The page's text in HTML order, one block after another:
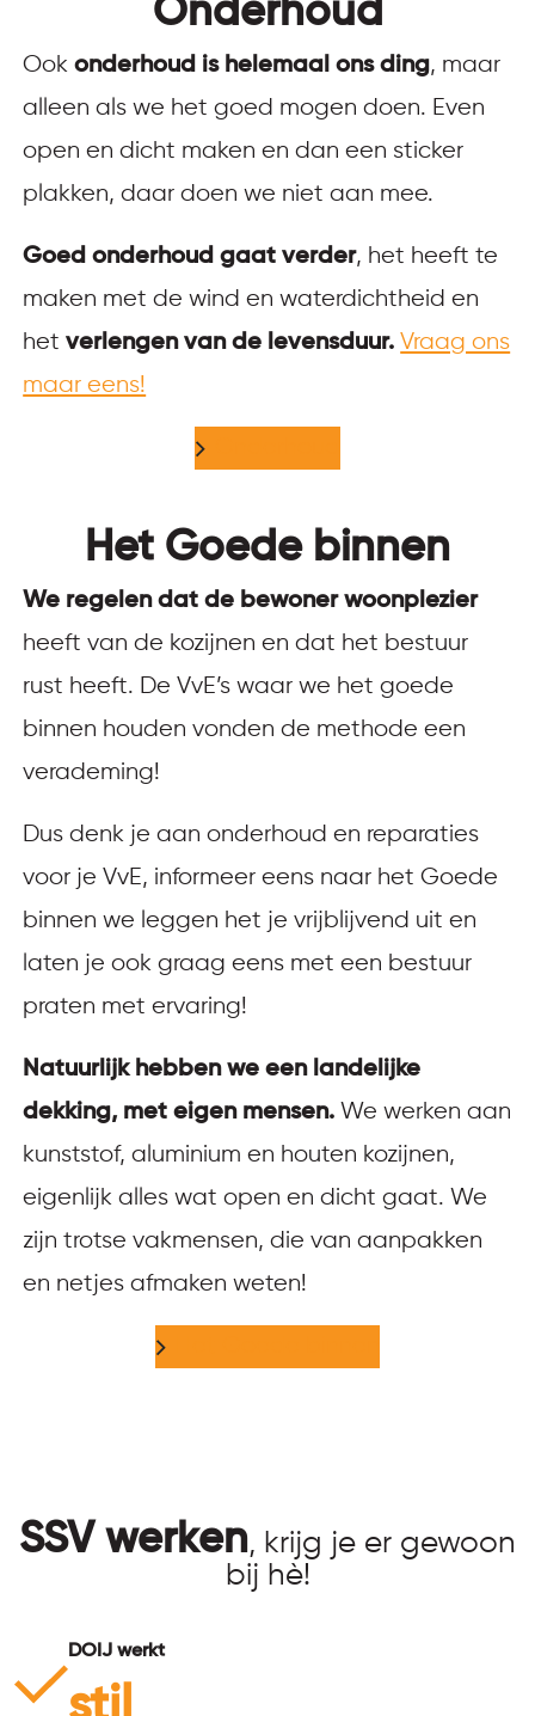
Onderhoud
Ookonderhoud is helemaal ons ding, maar
alleen als we het goed mogen doen. Even
open en dicht maken en dan een sticker
plakken, daar doen we niet aan mee.
Goed onderhoud gaat verder, het heeft te
maken met de wind en waterdichtheid en
hetverlengen van de levensduur.Vraag ons
maar eens!
Het Goede binnen
We regelen dat de bewoner woonplezier
heeft van de kozijnen en dat het bestuur
rust heeft. De VvE’s waar we het goede
binnen houden vonden de methode een
verademing!
Dus denk je aan onderhoud en reparaties
voor je VvE, informeer eens naar het Goede
binnen we leggen het je vrijblijvend uit en
laten je ook graag eens met een bestuur
praten met ervaring!
Natuurlijk hebben we een landelijke
dekking, met eigen mensen. We werken aan
kunststof, aluminium en houten kozijnen,
eigenlijk alles wat open en dicht gaat. We
zijn trotse vakmensen, die van aanpakken
en netjes afmaken weten!
SSV werken, krijg je er gewoon
bij hè!
DOIJ werkt